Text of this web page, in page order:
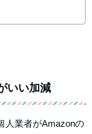
いい加減
人業者がAmazonの